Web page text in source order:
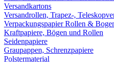
Versandkartons
Versandrollen, Trapez-,
Verpackungspapier Rollen &
Kraftpapiere, Bögen und Rollen
Seidenpapiere
Graupappen, Schrenzpapiere
Polstermaterial